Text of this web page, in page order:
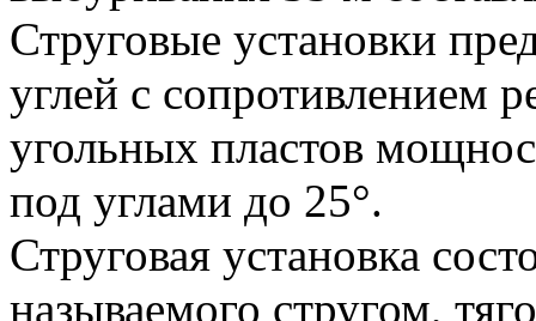
Струговые установки
углей с сопротивлением
угольных пластов
под углами до 25°.
Струговая установка
называемого стругом,